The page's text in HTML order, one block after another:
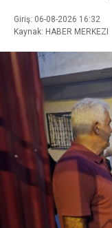
Giriş: 06-08-2026 16:32
Kaynak: HABER MERKEZI